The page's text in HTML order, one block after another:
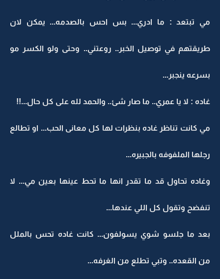
مي تبتعد : ما ادري... بس احس بالصدمه... يمكن لان
طريقتهم في توصيل الخبر.. روعتني.. وحتى ولو الكسر مو
بسرعه ينجبر...
غاده : لا يا عمري.. ما صار شئ.. والحمد لله على كل حال...!!
مي كانت تناظر غاده بنظرات لها كل معانى الحب... او تطالع
رجلها الملفوفه بالجبيره...
وغاده تحاول قد ما تقدر انها ما تحط عينها بعين مي... لا
تنفضح وتقول كل اللي عندها...
بعد ما جلسو شوي يسولفون... كانت غاده تحس بالملل
من القعده.. وتبي تطلع من الغرفه...